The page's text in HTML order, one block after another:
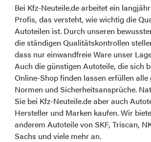
Bei Kfz-Neuteile.de arbeitet ein
Profis, das versteht, wie wichtig die
Autoteilen ist. Durch unseren
die ständigen Qualitätskontrollen
dass nur einwandfreie Ware unser
Auch die günstigen Autoteile, die sich
Online-Shop finden lassen erfüllen alle
Normen und Sicherheitsansprüche.
Sie bei Kfz-Neuteile.de aber auch
Hersteller und Marken kaufen. Wir
anderem Autoteile von SKF, Triscan,
Sachs und viele mehr an.